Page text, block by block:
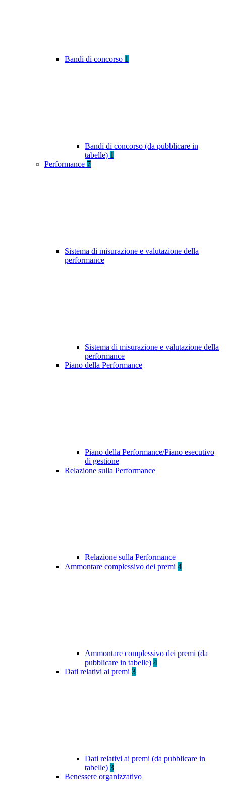
Bandi di concorso 1
Bandi di concorso (da pubblicare in
tabelle) 1
Performance 7
Sistema di misurazione e valutazione della
performance
Sistema di misurazione e valutazione della
performance
Piano della Performance
Piano della Performance/Piano esecutivo
di gestione
Relazione sulla Performance
Relazione sulla Performance
Ammontare complessivo dei premi 4
Ammontare complessivo dei premi (da
pubblicare in tabelle) 4
Dati relativi ai premi 3
Dati relativi ai premi (da pubblicare in
tabelle) 3
Benessere organizzativo